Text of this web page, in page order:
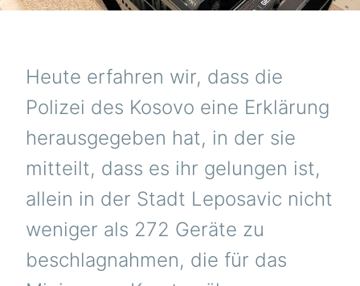
Heute erfahren wir, dass die
Polizei des Kosovo eine Erklärung
herausgegeben hat, in der sie
mitteilt, dass es ihr gelungen ist,
allein in der Stadt Leposavic nicht
weniger als 272 Geräte zu
beschlagnahmen, die für das